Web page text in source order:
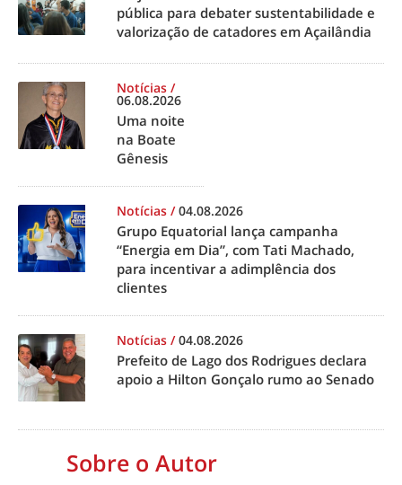
pública para debater sustentabilidade e
valorização de catadores em Açailândia
Notícias /
06.08.2026
Uma noite
na Boate
Gênesis
Notícias /04.08.2026
Grupo Equatorial lança campanha
“Energia em Dia”, com Tati Machado,
para incentivar a adimplência dos
clientes
Notícias /04.08.2026
Prefeito de Lago dos Rodrigues declara
apoio a Hilton Gonçalo rumo ao Senado
Sobre o Autor